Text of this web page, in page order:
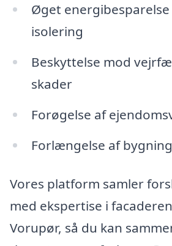
Øget
isolering
Beskyttelse mod
skader
Forøgelse af
Forlængelse af
Vores platform samler
med ekspertise i
Vorupør, så du kan